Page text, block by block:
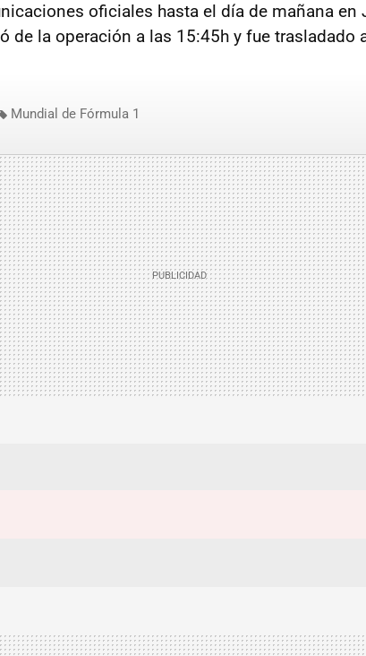
oficiales hasta el día de mañana en
de la operación a las 15:45h y fue trasladado
Mundial de Fórmula 1